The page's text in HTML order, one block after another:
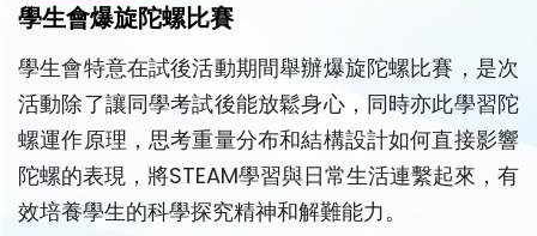
學生會爆旋陀螺比賽
學生會特意在試後活動期間舉辦爆旋陀螺比賽，是次
活動除了讓同學考試後能放鬆身心，同時亦此學習陀
螺運作原理，思考重量分布和結構設計如何直接影響
陀螺的表現，將STEAM學習與日常生活連繫起來，有
效培養學生的科學探究精神和解難能力。